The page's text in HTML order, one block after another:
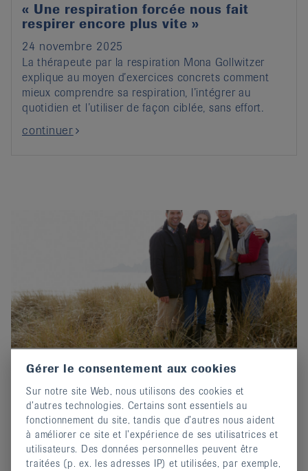
« Une respiration forcée nous fait
respirer encore plus vite »
24 novembre 2025
La thérapeute par la respiration Mona Gollwitzer
explique au moyen d’exercices concrets comment
mieux comprendre sa respiration, l’intégrer au
quotidien et l’utiliser de façon ciblée, sans effort.
continuer
maintenant !
02 octobre 2025
Invitation au concours d'écriture de EULAR.
continuer
Gérer le consentement aux cookies
Sur notre site Web, nous utilisons des cookies et
d’autres technologies. Certains sont essentiels au
fonctionnement du site, tandis que d’autres nous aident
à améliorer ce site et l’expérience de ses utilisatrices et
utilisateurs. Des données personnelles peuvent être
traitées (p. ex. les adresses IP) et utilisées, par exemple,